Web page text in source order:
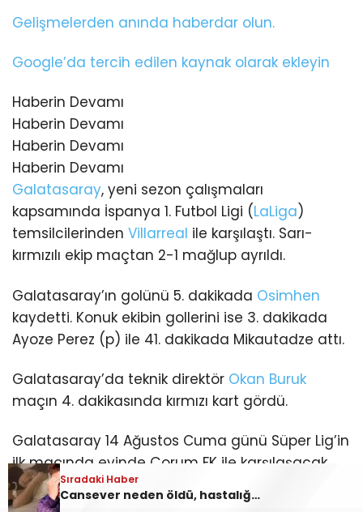
Gelişmelerden anında haberdar olun.
Google’da tercih edilen kaynak olarak ekleyin
Haberin Devamı
Haberin Devamı
Haberin Devamı
Haberin Devamı
Galatasaray, yeni sezon çalışmaları
kapsamında İspanya 1. Futbol Ligi (LaLiga)
temsilcilerinden Villarreal ile karşılaştı. Sarı-
kırmızılı ekip maçtan 2-1 mağlup ayrıldı.
Galatasaray’ın golünü 5. dakikada Osimhen
kaydetti. Konuk ekibin gollerini ise 3. dakikada
Ayoze Perez (p) ile 41. dakikada Mikautadze attı.
Galatasaray’da teknik direktör Okan Buruk
maçın 4. dakikasında kırmızı kart gördü.
Galatasaray 14 Ağustos Cuma günü Süper Lig’in
ilk maçında evinde Çorum FK ile karşılaşacak.
Sıradaki Haber
Cansever neden öldü, hastalığı neydi? Cansever kimdir, kaç yaşındaydı? Lösemiyle mücadele eden ünlü şarkıcı hayatını kaybetti!